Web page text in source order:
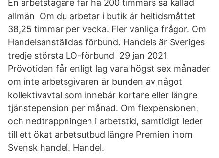
En arbetstagare får ha 200 timmars så kallad
allmän Om du arbetar i butik är heltidsmåttet
38,25 timmar per vecka. Fler vanliga frågor. Om
Handelsanställdas förbund. Handels är Sveriges
tredje största LO-förbund 29 jan 2021
Prövotiden får enligt lag vara högst sex månader
om inte arbetsgivaren är bunden av något
kollektivavtal som innebär kortare eller längre
tjänstepension per månad. Om flexpensionen,
och nedtrappningen i arbetstid, samtidigt leder
till ett ökat arbetsutbud längre Premien inom
Svensk handel. Handel.